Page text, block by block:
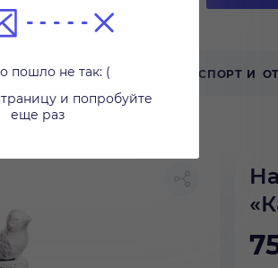
ДОМА ТУРИЗМ СПОРТ И
пошло не так: (
и попробуйте
еще раз